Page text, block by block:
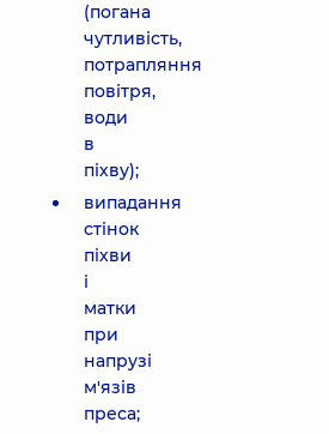
(погана
чутливість,
потрапляння
повітря,
води
в
піхву);
випадання
стінок
піхви
і
матки
при
напрузі
м'язів
преса;